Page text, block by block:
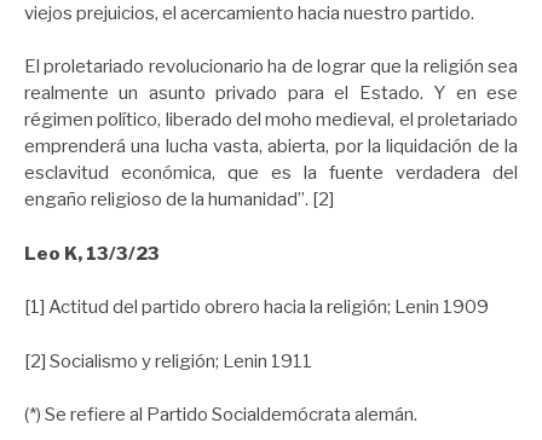
viejos prejuicios, el acercamiento hacia nuestro partido.
El proletariado revolucionario ha de lograr que la religión sea
realmente un asunto privado para el Estado. Y en ese
régimen político, liberado del moho medieval, el proletariado
emprenderá una lucha vasta, abierta, por la liquidación de la
esclavitud económica, que es la fuente verdadera del
engaño religioso de la humanidad”. [2]
Leo K, 13/3/23
[1] Actitud del partido obrero hacia la religión; Lenin 1909
[2] Socialismo y religión; Lenin 1911
(*) Se refiere al Partido Socialdemócrata alemán.